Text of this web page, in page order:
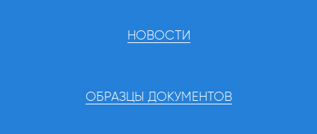
НОВОСТИ
ОБРАЗЦЫ ДОКУМЕНТОВ